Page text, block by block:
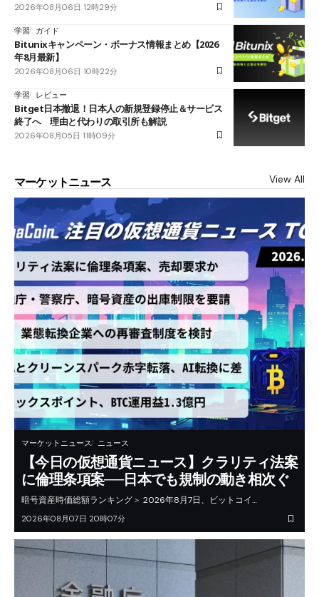
2026年08月06日 12時29分
学習 ガイド
Bitunixキャンペーン・ボーナス情報まとめ【2026
年8月最新】
2026年08月06日 10時22分
学習 レビュー
Bitget日本撤退！日本人の新規登録停止＆サービス
終了へ 理由と代わりの取引所も解説
2026年08月05日 11時09分
マーケットニュース View All
マーケットニュース ニュース
【今日の仮想通貨ニュース】クラリティ法案
に倫理条項案──日本でも規制の動き相次ぐ
暗号資産時価総額ランキング＞ 2026年8月7日、ビットコイ…
2026年08月07日 20時07分